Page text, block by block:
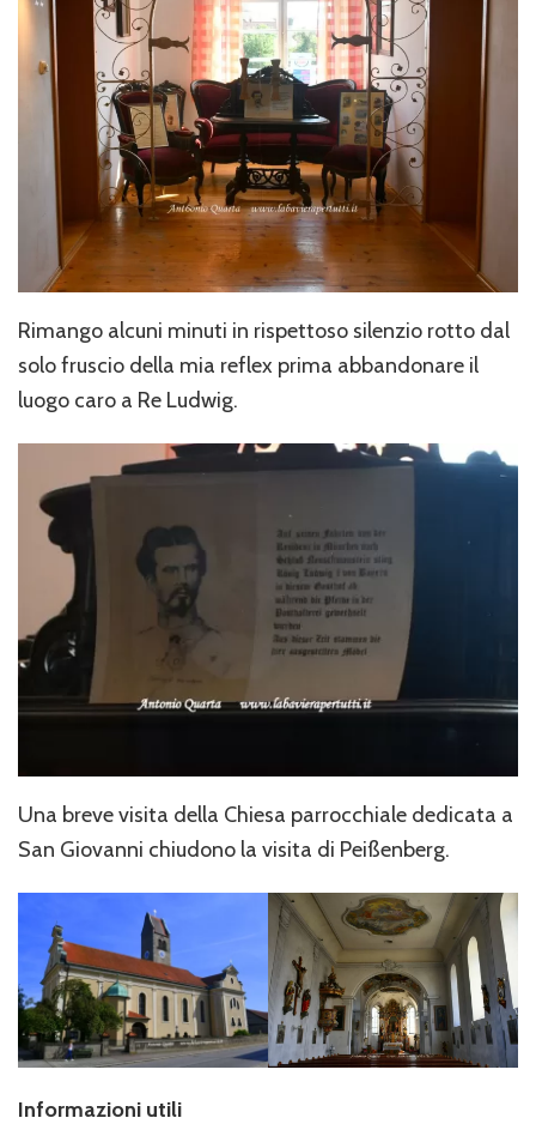
Rimango alcuni minuti in rispettoso silenzio rotto dal
solo fruscio della mia reflex prima abbandonare il
luogo caro a Re Ludwig.
Una breve visita della Chiesa parrocchiale dedicata a
San Giovanni chiudono la visita di Peißenberg.
Informazioni utili